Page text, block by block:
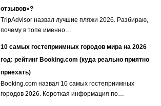
отзывов»?
TripAdvisor назвал лучшие пляжи 2026. Разбираю,
почему в топе именно…
10 самых гостеприимных городов мира на 2026
год: рейтинг Booking.com (куда реально приятно
приехать)
Booking.com назвал 10 самых гостеприимных
городов 2026. Короткая информация по…